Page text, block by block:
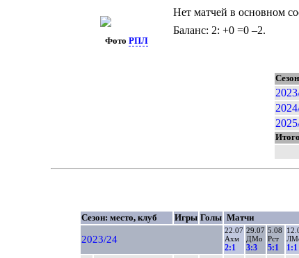
ФотоРПЛ
Нет матчей в основном
Баланс: 2: +0 =0 –2.
Сезон
Итого
Сезон: место, клуб Игры Голы Матчи
2023/24
22.07
Ахм
2:1
29.07
ДМо
3:3
5.08
Рст
5:1 1:1